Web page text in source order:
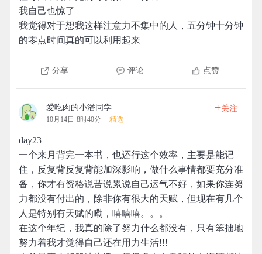
我自己也惊了
我觉得对于想我这样注意力不集中的人，五分钟十分钟
的零点时间真的可以利用起来
分享 评论 点赞
爱吃肉的小潘同学
10月14日 8时40分 精选
+关注
day23
一个来月背完一本书，也还行这个效率，主要是能记
住，反复背反复背能加深影响，做什么事情都要充分准
备，你才有资格说苦说累说自己运气不好，如果你连努
力都没有付出的，除非你有很大的天赋，但现在有几个
人是特别有天赋的嘞，嘻嘻嘻。。。
在这个年纪，我真的除了努力什么都没有，只有笨拙地
努力着我才觉得自己还在用力生活!!!